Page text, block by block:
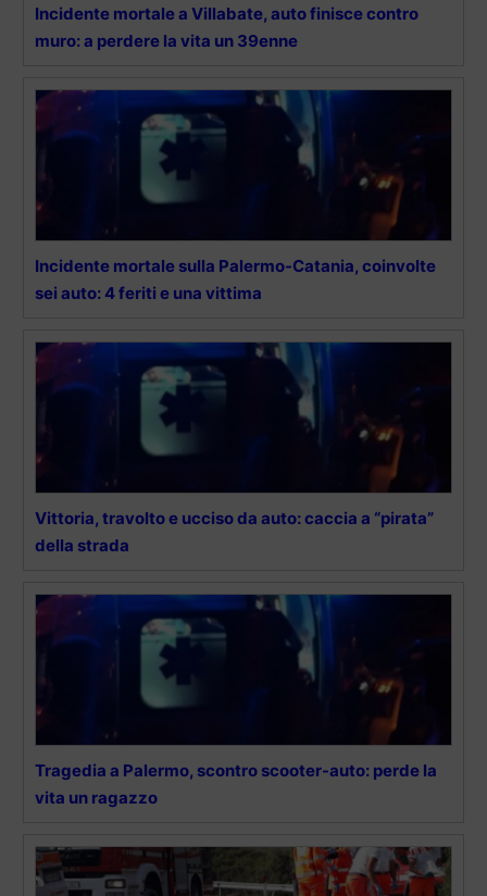
Incidente mortale a Villabate, auto finisce contro
muro: a perdere la vita un 39enne
Incidente mortale sulla Palermo-Catania, coinvolte
sei auto: 4 feriti e una vittima
Vittoria, travolto e ucciso da auto: caccia a “pirata”
della strada
Tragedia a Palermo, scontro scooter-auto: perde la
vita un ragazzo